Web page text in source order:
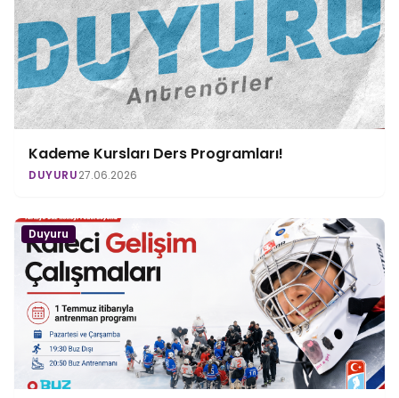
Kademe Kursları Ders Programları!
DUYURU27.06.2026
Duyuru